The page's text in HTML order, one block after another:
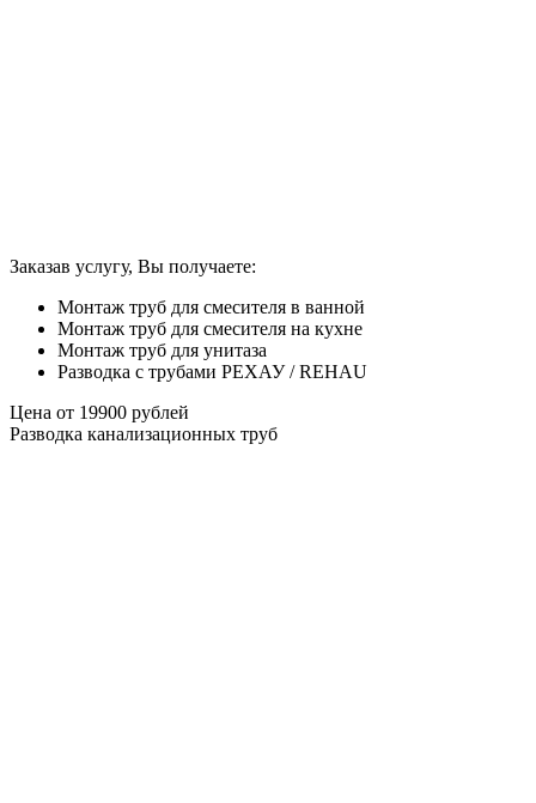
Заказав услугу, Вы получаете:
Монтаж труб для смесителя в ванной
Монтаж труб для смесителя на кухне
Монтаж труб для унитаза
Разводка с трубами РЕХАУ / REHAU
Цена от 19900 рублей
Разводка канализационных труб